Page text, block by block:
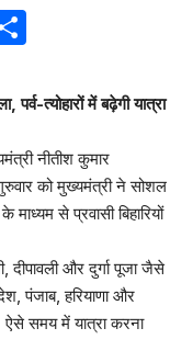
त्योहारों में बढ़ेगी यात्रा
नीतीश कुमार
को मुख्यमंत्री ने सोशल
से प्रवासी बिहारियों
दीपावली और दुर्गा पूजा जैसे
पंजाब, हरियाणा और
समय में यात्रा करना